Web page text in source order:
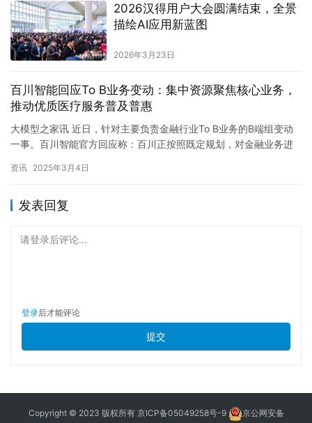
2026汉得用户大会圆满结束，全景
描绘AI应用新蓝图
2026年3月23日
百川智能回应To B业务变动：集中资源聚焦核心业务，
推动优质医疗服务普及普惠
大模型之家讯 近日，针对主要负责金融行业To B业务的B端组变动
一事。百川智能官方回应称：百川正按照既定规划，对金融业务进
资讯 2025年3月4日
发表回复
请登录后评论...
登录后才能评论
提交
Copyright © 2023 版权所有 京ICP备05049258号-9
京公网安备